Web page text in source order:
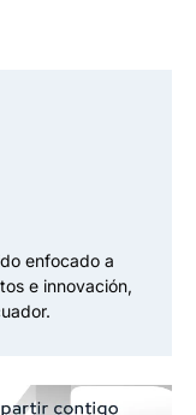
enfocado a
e innovación,